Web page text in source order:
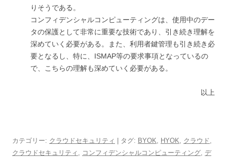
りそうである。
コンフィデンシャルコンピューティングは、使用中のデー
タの保護として非常に重要な技術であり、引き続き理解を
深めていく必要がある。また、利用者鍵管理も引き続き必
要となるし、特に、ISMAP等の要求事項となっているの
で、こちらの理解も深めていく必要がある。
以上
カテゴリー: クラウドセキュリティ | タグ: BYOK HYOK クラウド
クラウドセキュリティ
コンフィデンシャルコンピューティング デ